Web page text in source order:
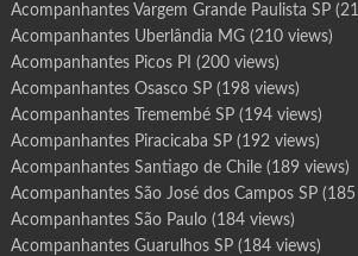
Acompanhantes Vargem Grande Paulista SP
Acompanhantes Uberlândia MG(210 views)
Acompanhantes Picos PI (200 views)
Acompanhantes Osasco SP(198 views)
Acompanhantes Tremembé SP(194 views)
Acompanhantes Piracicaba SP(192 views)
Acompanhantes Santiago de Chile(189 views)
Acompanhantes São José dos Campos SP(185
Acompanhantes São Paulo(184 views)
Acompanhantes Guarulhos SP(184 views)